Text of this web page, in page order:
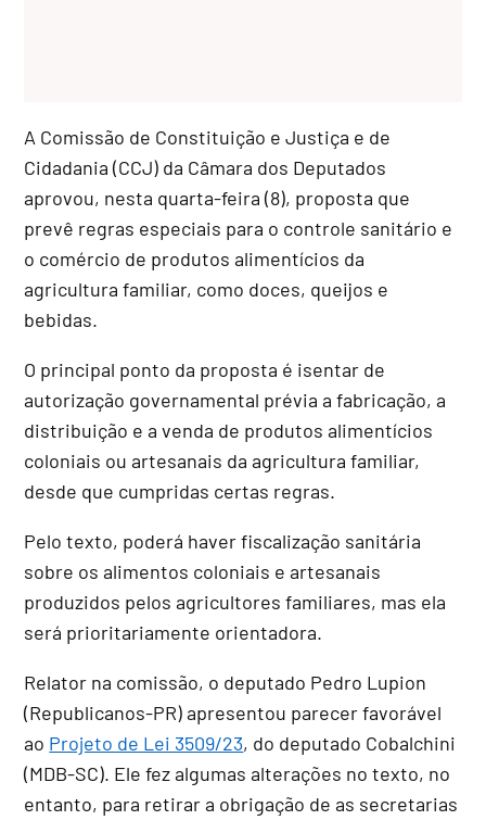
A Comissão de Constituição e Justiça e de
Cidadania (CCJ) da Câmara dos Deputados
aprovou, nesta quarta-feira (8), proposta que
prevê regras especiais para o controle sanitário e
o comércio de produtos alimentícios da
agricultura familiar, como doces, queijos e
bebidas.
O principal ponto da proposta é isentar de
autorização governamental prévia a fabricação, a
distribuição e a venda de produtos alimentícios
coloniais ou artesanais da agricultura familiar,
desde que cumpridas certas regras.
Pelo texto, poderá haver fiscalização sanitária
sobre os alimentos coloniais e artesanais
produzidos pelos agricultores familiares, mas ela
será prioritariamente orientadora.
Relator na comissão, o deputado Pedro Lupion
(Republicanos-PR) apresentou parecer favorável
ao Projeto de Lei 3509/23, do deputado Cobalchini
(MDB-SC). Ele fez algumas alterações no texto, no
entanto, para retirar a obrigação de as secretarias